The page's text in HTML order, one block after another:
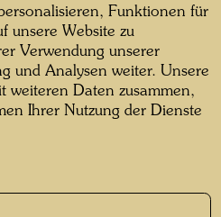
DEM
The Black Tower
Frauenstein (312
Funktionen für
unsere Website zu
Verwendung unserer
und Analysen weiter. Unsere
weiteren Daten zusammen,
Ihrer Nutzung der Dienste